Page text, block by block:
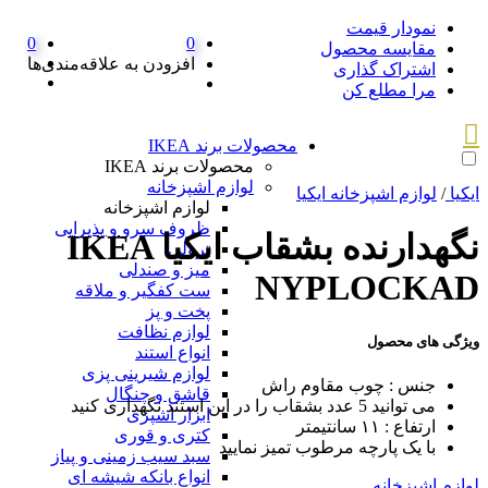
نمودار قیمت
مقایسه محصول
اشتراک گذاری
مرا مطلع کن
0
افزودن به علاقه‌مندی‌ها
0
محصولات برند IKEA
محصولات برند IKEA
لوازم اشپزخانه
لوازم اشپزخانه
ظروف سرو و پذیرایی
ترولی
میز و صندلی
ست کفگیر و ملاقه
پخت و پز
لوازم نظافت
انواع استند
لوازم شیرینی پزی
قاشق و چنگال
ابزار اشپزی
کتری و قوری
سبد سیب زمینی و پیاز
انواع بانکه شیشه ای
ایکیا / لوازم اشپزخانه ایکیا
نگهدارنده بشقاب ایکیا IKEA
NYPLOCKAD
ویژگی های محصول
جنس : چوب مقاوم راش
می توانید 5 عدد بشقاب را در این استند نگهداری کنید
ارتفاع : ١١ سانتیمتر
با یک پارچه مرطوب تمیز نمایید